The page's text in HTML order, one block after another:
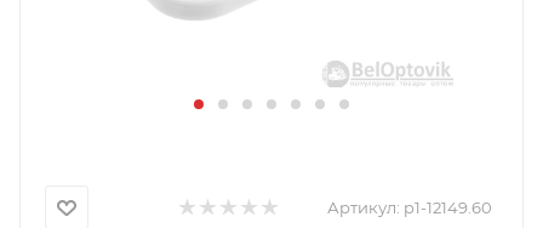
Артикул: p1-12149.60